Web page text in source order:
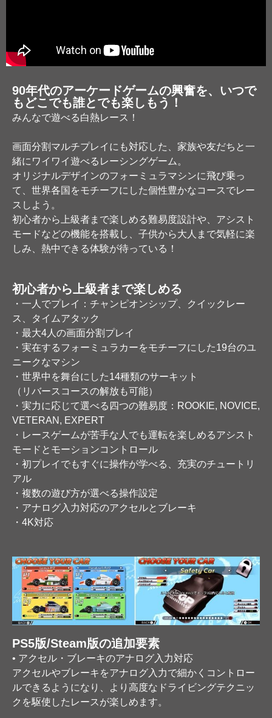
90年代のアーケードゲームの興奮を、いつで
もどこでも誰とでも楽しもう！
みんなで遊べる白熱レース！​
画面分割マルチプレイにも対応した、家族や友だちと一
緒にワイワイ遊べるレーシングゲーム。
オリジナルデザインのフォーミュラマシンに飛び乗っ
て、世界各国をモチーフにした個性豊かなコースでレー
スしよう。
初心者から上級者まで楽しめる難易度設計や、アシスト
モードなどの機能を搭載し、子供から大人まで気軽に楽
しみ、熱中できる体験が待っている！
初心者から上級者まで楽しめる
・一人でプレイ：チャンピオンシップ、クイックレー
ス、タイムアタック​
・最大4人の画面分割プレイ
・実在するフォーミュラカーをモチーフにした19台のユ
ニークなマシン
・世界中を舞台にした14種類のサーキット​
（リバースコースの解放も可能）​
・実力に応じて選べる四つの難易度：ROOKIE, NOVICE,
VETERAN, EXPERT​
・レースゲームが苦手な人でも運転を楽しめるアシスト
モード​とモーションコントロール
・初プレイでもすぐに操作が学べる、充実のチュートリ
アル​
・複数の遊び方が選べる操作設定
・アナログ入力対応のアクセルとブレーキ
・4K対応
PS5版/Steam版の追加要素
• アクセル・ブレーキのアナログ入力対応
アクセルやブレーキをアナログ入力で細かくコントロー
ルできるようになり、より高度なドライビングテクニッ
クを駆使したレースが楽しめます。